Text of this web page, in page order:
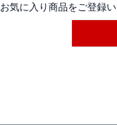
お気に入り商品をご登録